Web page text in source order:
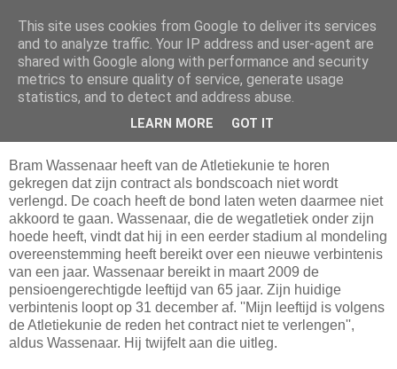
Da_Blog
You don't put a bumpersticker on a Bentley
dinsdag, december 30, 2008
Bram Wassenaar heeft van de Atletiekunie te horen
gekregen dat zijn contract als bondscoach niet wordt
verlengd. De coach heeft de bond laten weten daarmee niet
akkoord te gaan. Wassenaar, die de wegatletiek onder zijn
hoede heeft, vindt dat hij in een eerder stadium al mondeling
overeenstemming heeft bereikt over een nieuwe verbintenis
van een jaar. Wassenaar bereikt in maart 2009 de
pensioengerechtigde leeftijd van 65 jaar. Zijn huidige
verbintenis loopt op 31 december af. ''Mijn leeftijd is volgens
de Atletiekunie de reden het contract niet te verlengen'',
aldus Wassenaar. Hij twijfelt aan die uitleg.
This site uses cookies from Google to deliver its services
and to analyze traffic. Your IP address and user-agent are
shared with Google along with performance and security
metrics to ensure quality of service, generate usage
statistics, and to detect and address abuse.
LEARN MORE GOT IT